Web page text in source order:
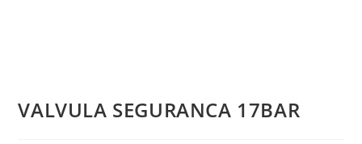
VALVULA SEGURANCA 17BAR